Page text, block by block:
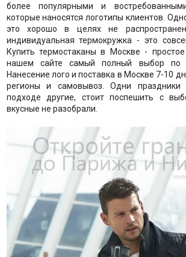
более популярными и
которые наносятся логотипы клиентов.
это хорошо в целях не
индивидуальная термокружка - это
Купить термостаканы в Москве -
нашем сайте самый полный выбор по
Нанесение лого и поставка в Москве 7-10
регионы и самовывоз. Одни праздники
подходе другие, стоит поспешить с
вкусные не разобрали.